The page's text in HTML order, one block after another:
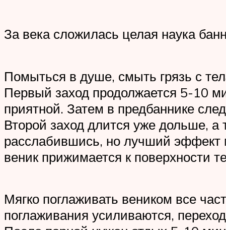
За века сложилась целая наука
Помыться в душе, смыть грязь с
Первый заход продолжается 5-10
приятной. Затем в предбаннике
Второй заход длится уже дольше,
расслабившись, но лучший эффект
веник прижимается к поверхности
Мягко поглаживать веником все
поглаживания усиливаются,